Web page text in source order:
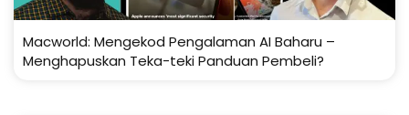
Macworld: Mengekod Pengalaman AI Baharu –
Menghapuskan Teka-teki Panduan Pembeli?